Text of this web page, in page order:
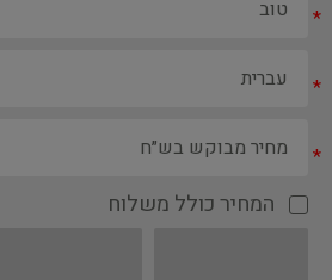
*
*
*
המחיר כולל משלוח